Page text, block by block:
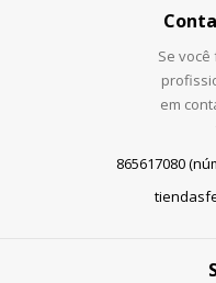
Se
em
865617080